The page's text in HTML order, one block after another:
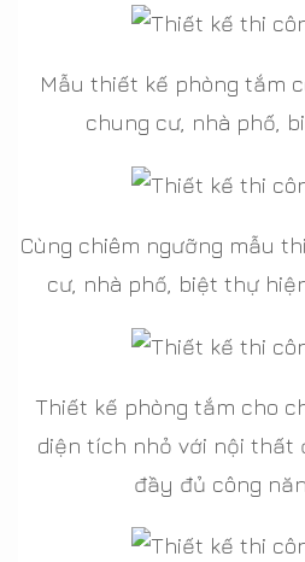
Mẫu thiết kế phòng tắm
chung cư, nhà phố,
Cùng chiêm ngưỡng mẫu
cư, nhà phố, biệt thự
Thiết kế phòng tắm cho
diện tích nhỏ với nội thất
đầy đủ công